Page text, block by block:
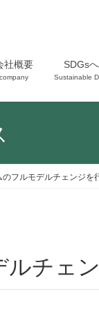
社概要
company
SDGs
Sustainable
フルモデルチェンジを
ルチェ